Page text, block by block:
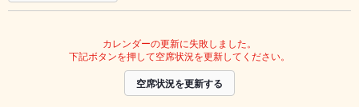
カレンダーの更新に失敗しました。
下記ボタンを押して空席状況を更新してください。
空席状況を更新する